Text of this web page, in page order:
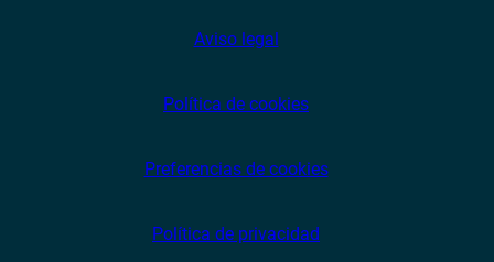
Aviso legal
Política de cookies
Preferencias de cookies
Política de privacidad